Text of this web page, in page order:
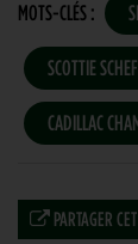
MOTS-CLÉS :
SCOTTIE
CADILLAC
PARTAGER